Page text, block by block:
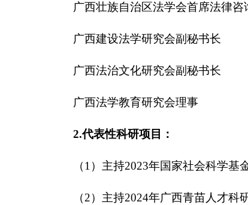
广西壮族自治区法学会首席法律咨
广西建设法学研究会副秘书长
广西法治文化研究会副秘书长
广西法学教育研究会理事
2.代表性科研项目：
（1）主持2023年国家社会科学
（2）主持2024年广西青苗人才